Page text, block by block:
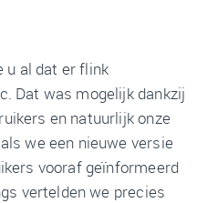
u al dat er flink
Dat was mogelijk dankzij
en natuurlijk onze
we een nieuwe versie
vooraf geïnformeerd
vertelden we precies